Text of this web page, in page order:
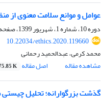
عوامل و موانع سلامت معنوی از
دوره 10، شماره 1، شهریور 1399، صفحه
10.22034/ethics.2020.119660
محمد کرمی، عبدالحمید رحمانی
مشاهده مقاله
اصل مقاله K
گذشت بزرگوارانه؛ تحلیل چیستی